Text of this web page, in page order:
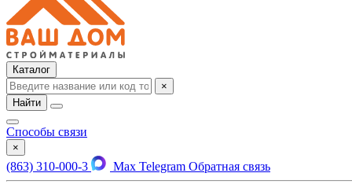
Каталог
×
Найти
Способы связи
×
(863) 310-000-3 Max Telegram Обратная связь